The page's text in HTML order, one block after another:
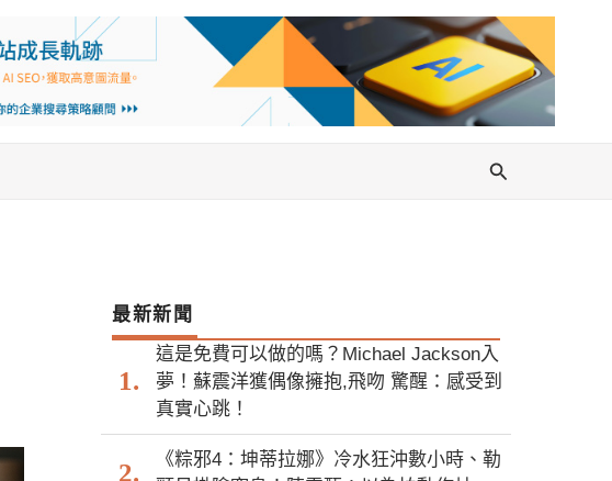
搜
最新新聞
這是免費可以做的嗎？Michael Jackson入
夢！蘇震洋獲偶像擁抱,飛吻 驚醒：感受到
真實心跳！
《粽邪4：坤蒂拉娜》冷水狂沖數小時、勒